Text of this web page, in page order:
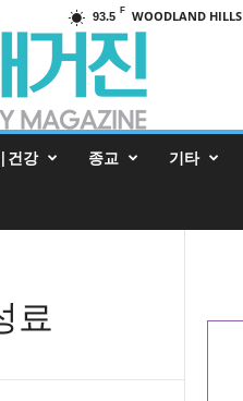
93.5 F WOODLAND HILLS
건강 종교 기타
료